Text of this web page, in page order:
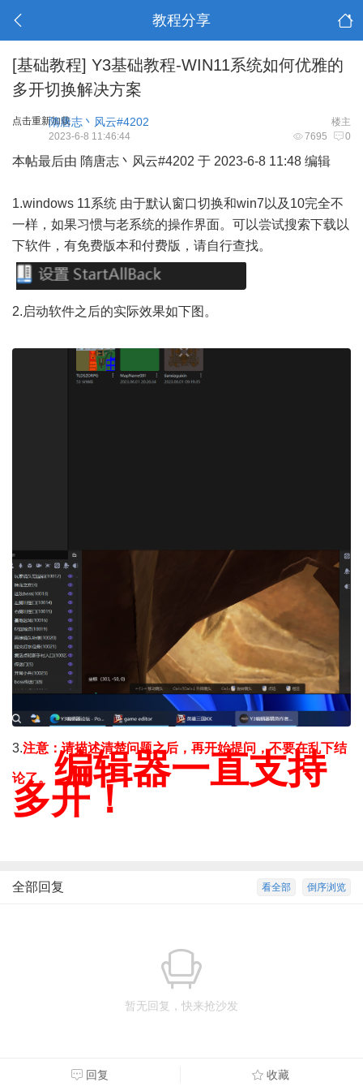
教程分享
[基础教程] Y3基础教程-WIN11系统如何优雅的
多开切换解决方案
点击重新加载 楼主
隋唐志丶风云#4202
7695 0
2023-6-8 11:46:44
本帖最后由 隋唐志丶风云#4202 于 2023-6-8 11:48 编辑
1.windows 11系统 由于默认窗口切换和win7以及10完全不
一样，如果习惯与老系统的操作界面。可以尝试搜索下载以
下软件，有免费版本和付费版，请自行查找。
2.启动软件之后的实际效果如下图。
3.注意：请描述清楚问题之后，再开始提问，不要在乱下结
论了。 编辑器一直支持
多开！
倒序浏览
看全部
全部回复
暂无回复，快来抢沙发
回复 收藏